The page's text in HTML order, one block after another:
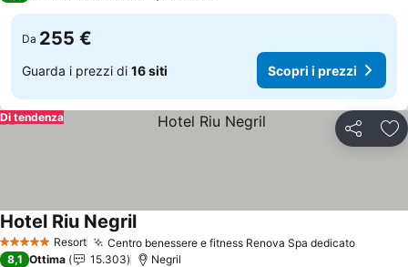
Da 255 €
Guarda i prezzi di 16 siti Scopri i prezzi
Condividi
Di tendenza
5 Stelle Resort Centro benessere e fitness Renova Spa dedicatoScopri
Hotel Riu NegrilScopri i prezzi
8,1 Ottima 15.303 Negril